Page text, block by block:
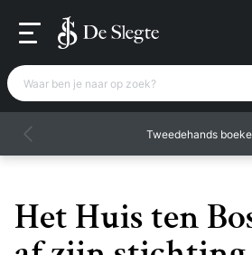
Waar ben je naar op zoek?
Tweedehands
Het Huis ten